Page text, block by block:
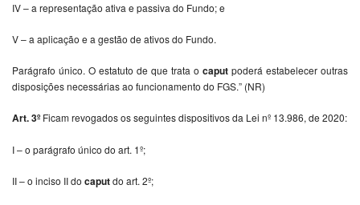
IV – a representação ativa e passiva do Fundo; e
V – a aplicação e a gestão de ativos do Fundo.
Parágrafo único. O estatuto de que trata o caput poderá estabelecer outras
disposições necessárias ao funcionamento do FGS.” (NR)
Art. 3º Ficam revogados os seguintes dispositivos da Lei nº 13.986, de 2020:
I – o parágrafo único do art. 1º;
II – o inciso II do caputdo art. 2º;